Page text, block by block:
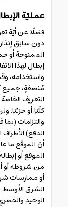
عمليّة
فضلًا عن أيّة
دون سابق
الممنوحة أو
إبطال لهذا
واستخدامه،
مُنصفةٍ، جميع
التعريف
كلّيًا أو جزئيًا.
والتزامات
الدفع)
أنّ الموقع ما
الموقع أو
من شروطه أو
أو ممارسات
الشرق الأوسط
الوحيد